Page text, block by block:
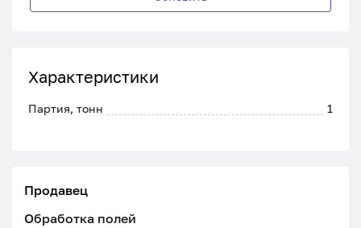
Характеристики
Партия, тонн 1
Продавец
Обработка полей